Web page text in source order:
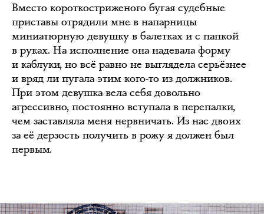
Вместо короткостриженого бугая судебные
приставы отрядили мне в напарницы
миниатюрную девушку в балетках и с папкой
в руках. На исполнение она надевала форму
и каблуки, но всё равно не выглядела серьёзнее
и вряд ли пугала этим кого-то из должников.
При этом девушка вела себя довольно
агрессивно, постоянно вступала в перепалки,
чем заставляла меня нервничать. Из нас двоих
за её дерзость получить в рожу я должен был
первым.